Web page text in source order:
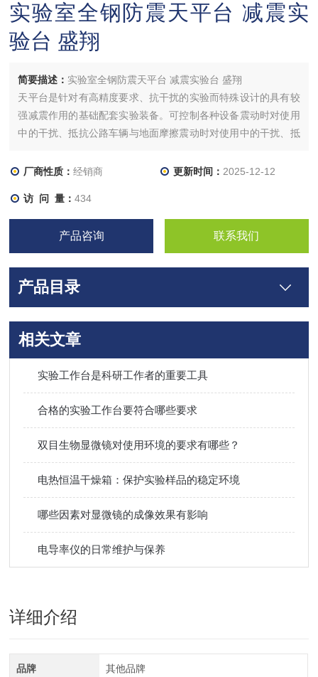
实验室全钢防震天平台 减震实
验台 盛翔
简要描述： 实验室全钢防震天平台 减震实验台 盛翔
天平台是针对有高精度要求、抗干扰的实验而特殊设计的具有较
强减震作用的基础配套实验装备。可控制各种设备震动时对使用
中的干扰、抵抗公路车辆与地面摩擦震动时对使用中的干扰、抵
中的干扰;确保在实验过程中的准确性。
厂商性质：经销商 更新时间： 2025-12-12
访 问 量：434
产品咨询 联系我们
产品目录
相关文章
实验工作台是科研工作者的重要工具
合格的实验工作台要符合哪些要求
双目生物显微镜对使用环境的要求有哪些？
电热恒温干燥箱：保护实验样品的稳定环境
哪些因素对显微镜的成像效果有影响
电导率仪的日常维护与保养
详细介绍
品牌 其他品牌